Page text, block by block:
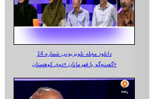
دانلود مجله تلویزیونی شماره 14
گفت‌وگو با قهرمانان «دوی کوهستان»